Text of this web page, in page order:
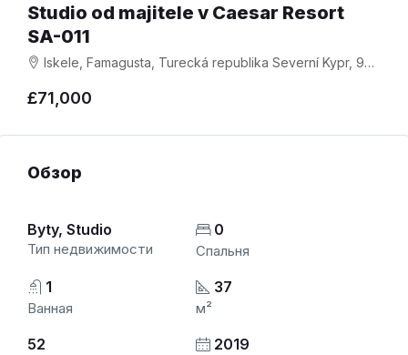
Studio od majitele v Caesar Resort
SA-011
Iskele, Famagusta, Turecká republika Severní Kypr, 99850, Kypr
£71,000
Обзор
Byty, Studio
Тип недвижимости
0
Спальня
1
Ванная
37
м²
52 2019